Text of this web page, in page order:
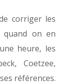
corriger les
quand on en
heure, les
Coetzee,
références.